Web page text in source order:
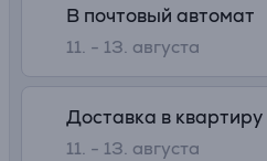
В почтовый автомат
11. - 13. августа
Доставка в квартиру
11. - 13. августа